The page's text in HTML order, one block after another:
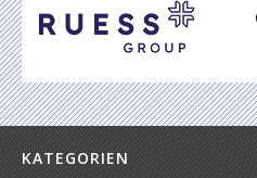
KATEGORIEN